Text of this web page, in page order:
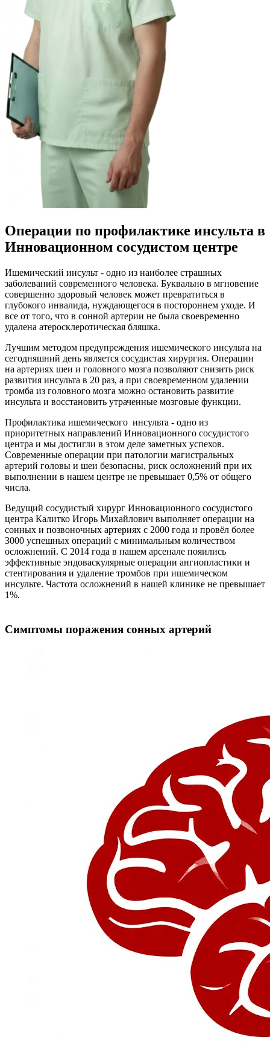
Операции по профилактике инсульта в
Инновационном сосудистом центре
Ишемический инсульт - одно из наиболее страшных
заболеваний современного человека. Буквально в мгновение
совершенно здоровый человек может превратиться в
глубокого инвалида, нуждающегося в постороннем уходе. И
все от того, что в сонной артерии не была своевременно
удалена атеросклеротическая бляшка.
Лучшим методом предупреждения ишемического инсульта на
сегодняшний день является сосудистая хирургия. Операции
на артериях шеи и головного мозга позволяют снизить риск
развития инсульта в 20 раз, а при своевременном удалении
тромба из головного мозга можно остановить развитие
инсульта и восстановить утраченные мозговые функции.
Профилактика ишемического инсульта - одно из
приоритетных направлений Инновационного сосудистого
центра и мы достигли в этом деле заметных успехов.
Современные операции при патологии магистральных
артерий головы и шеи безопасны, риск осложнений при их
выполнении в нашем центре не превышает 0,5% от общего
числа.
Ведущий сосудистый хирург Инновационного сосудистого
центра Калитко Игорь Михайлович выполняет операции на
сонных и позвоночных артериях с 2000 года и провёл более
3000 успешных операций с минимальным количеством
осложнений. С 2014 года в нашем арсенале пояились
эффективные эндоваскулярные операции ангиопластики и
стентирования и удаление тромбов при ишемическом
инсульте. Частота осложнений в нашей клинике не превышает
1%.
Симптомы поражения сонных артерий